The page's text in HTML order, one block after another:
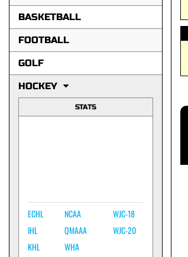
BASKETBALL
FOOTBALL
GOLF
HOCKEY
STATS
ECHL
IHL
KHL
NCAA
QMAAA
WHA
WJC-18
WJC-20